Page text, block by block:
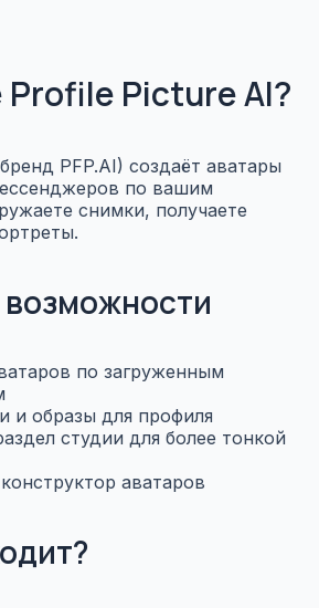
Profile Picture AI?
PFP.AI) создаёт аватары
по вашим
снимки, получаете
по загруженным
и образы для профиля
студии для более тонкой
аватаров